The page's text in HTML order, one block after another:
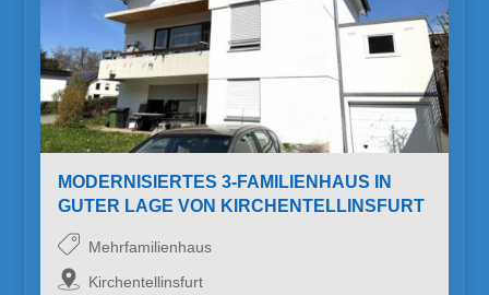
MODERNISIERTES 3-FAMILIENHAUS IN
GUTER LAGE VON KIRCHENTELLINSFURT
Mehrfamilienhaus
Kirchentellinsfurt